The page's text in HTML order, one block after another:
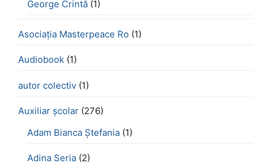
George Crintă (1)
Asociația Masterpeace Ro (1)
Audiobook (1)
autor colectiv (1)
Auxiliar școlar (276)
Adam Bianca Ștefania (1)
Adina Seria (2)